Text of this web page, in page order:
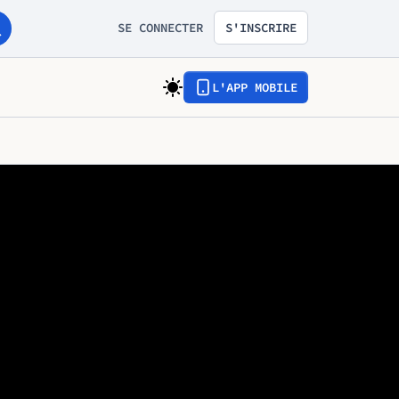
SE CONNECTER S'INSCRIRE
L'APP MOBILE